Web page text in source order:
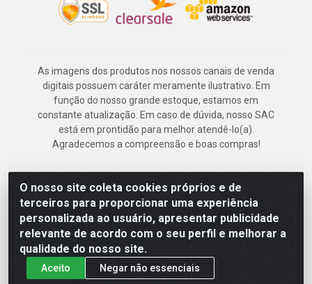
O nosso site coleta cookies próprios e de
terceiros para proporcionar uma experiência
personalizada ao usuário, apresentar publicidade
relevante de acordo com o seu perfil e melhorar a
qualidade do nosso site.
Aceito Negar não essenciais
As imagens dos produtos nos nossos canais de venda
digitais possuem caráter meramente ilustrativo. Em
função do nosso grande estoque, estamos em
constante atualização. Em caso de dúvida, nosso SAC
está em prontidão para melhor atendê-lo(a).
Agradecemos a compreensão e boas compras!
Deskontão Atacado - Av. Marechal Mascarenhas de Morais, 2471 -
Imbiribeira - Recife/PE - CEP 51.150-001 - CNPJ 24.150.377/0003-
57